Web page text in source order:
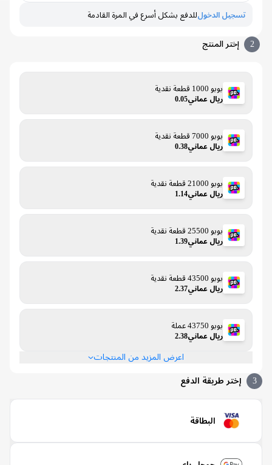
تسجيل الدخول للدفع بشكل أسرع في المرة القادمة
إختر المنتج
بوبو 1000 قطعة نقدية
ريال عماني0.05
بوبو 7000 قطعة نقدية
ريال عماني0.38
بوبو 21000 قطعة نقدية
ريال عماني1.14
بوبو 25500 قطعة نقدية
ريال عماني1.39
بوبو 43500 قطعة نقدية
ريال عماني2.37
بوبو 43750 عملة
ريال عماني2.38
اعرض المزيد من المنتجات
إختر طريقة الدفع
البطاقة